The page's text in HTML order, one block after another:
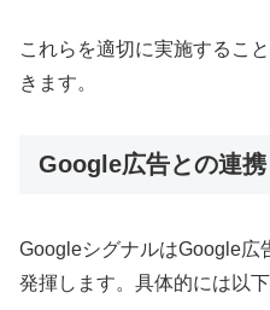
これらを適切に実施するこ
きます。
Google広告との連携
GoogleシグナルはGoogle広
発揮します。具体的には以